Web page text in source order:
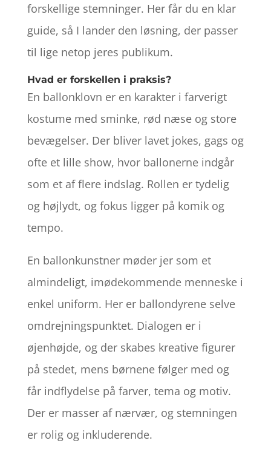
forskellige stemninger. Her får du en klar
guide, så I lander den løsning, der passer
til lige netop jeres publikum.
Hvad er forskellen i praksis?
En ballonklovn er en karakter i farverigt
kostume med sminke, rød næse og store
bevægelser. Der bliver lavet jokes, gags og
ofte et lille show, hvor ballonerne indgår
som et af flere indslag. Rollen er tydelig
og højlydt, og fokus ligger på komik og
tempo.
En ballonkunstner møder jer som et
almindeligt, imødekommende menneske i
enkel uniform. Her er ballondyrene selve
omdrejningspunktet. Dialogen er i
øjenhøjde, og der skabes kreative figurer
på stedet, mens børnene følger med og
får indflydelse på farver, tema og motiv.
Der er masser af nærvær, og stemningen
er rolig og inkluderende.